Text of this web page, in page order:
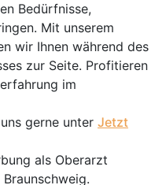
Bedürfnisse,
Mit unserem
wir Ihnen während des
zur Seite. Profitieren
im
gerne unter Jetzt
als Oberarzt